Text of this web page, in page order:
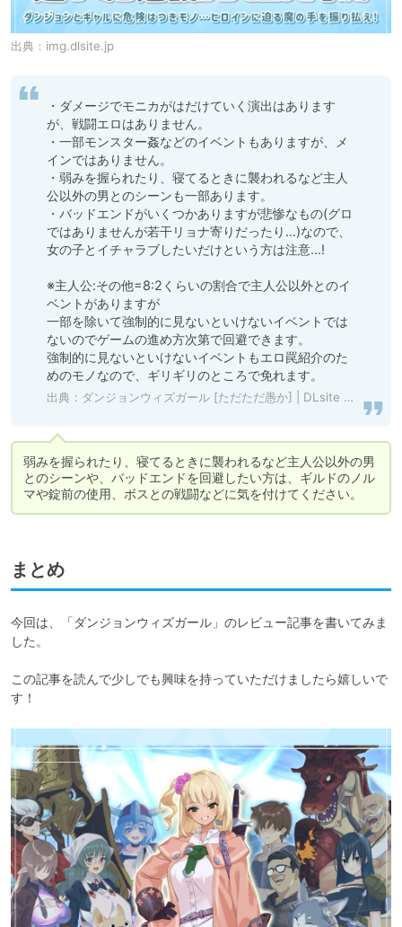
出典： img.dlsite.jp
・ダメージでモニカがはだけていく演出はあります
が、戦闘エロはありません。
・一部モンスター姦などのイベントもありますが、メ
インではありません。
・弱みを握られたり、寝てるときに襲われるなど主人
公以外の男とのシーンも一部あります。
・バッドエンドがいくつかありますが悲惨なもの(グロ
ではありませんが若干リョナ寄りだったり…)なので、
女の子とイチャラブしたいだけという方は注意…!
※主人公:その他=8:2くらいの割合で主人公以外とのイ
ベントがありますが
一部を除いて強制的に見ないといけないイベントでは
ないのでゲームの進め方次第で回避できます。
強制的に見ないといけないイベントもエロ罠紹介のた
めのモノなので、ギリギリのところで免れます。
出典： ダンジョンウィズガール [ただただ愚か] | DLsite 同人 - R18
弱みを握られたり、寝てるときに襲われるなど主人公以外の男
とのシーンや、バッドエンドを回避したい方は、ギルドのノル
マや錠前の使用、ボスとの戦闘などに気を付けてください。
まとめ
今回は、「ダンジョンウィズガール」のレビュー記事を書いてみま
した。
この記事を読んで少しでも興味を持っていただけましたら嬉しいで
す！